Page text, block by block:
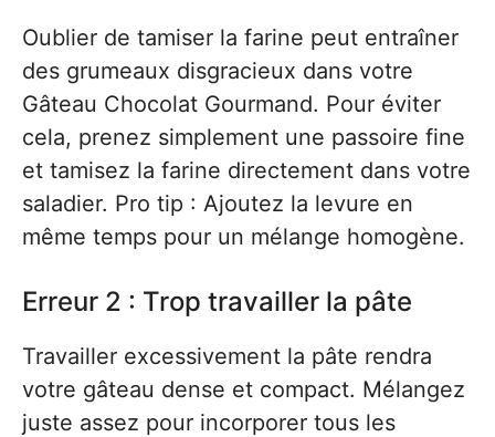
Oublier de tamiser la farine peut entraîner
des grumeaux disgracieux dans votre
Gâteau Chocolat Gourmand. Pour éviter
cela, prenez simplement une passoire fine
et tamisez la farine directement dans votre
saladier. Pro tip : Ajoutez la levure en
même temps pour un mélange homogène.
Erreur 2 : Trop travailler la pâte
Travailler excessivement la pâte rendra
votre gâteau dense et compact. Mélangez
juste assez pour incorporer tous les